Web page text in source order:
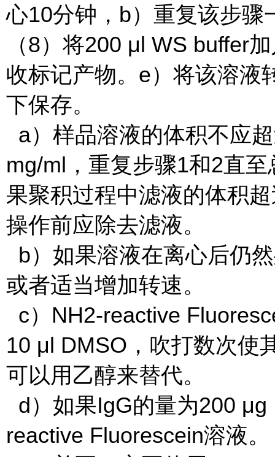
心10分钟，b）重复该步骤
（8）将200 μl WS buffer
收标记产物。e）将该溶
下保存。
a）样品溶液的体积不应
mg/ml，重复步骤1和2直
果聚积过程中滤液的体积
操作前应除去滤液。
b）如果溶液在离心后仍
或者适当增加转速。
c）NH2-reactive
10 μl DMSO，吹打数次使
可以用乙醇来替代。
d）如果IgG的量为200
reactive Fluorescein溶液。